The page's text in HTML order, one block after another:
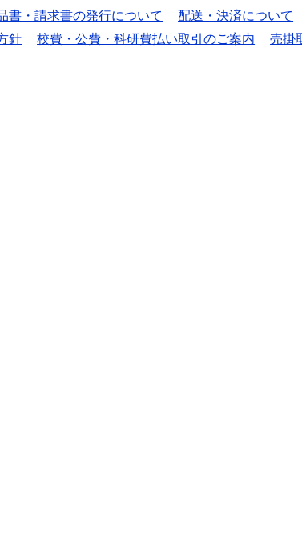
書・請求書の発行について 配送・決済について
針 校費・公費・科研費払い取引のご案内 売掛